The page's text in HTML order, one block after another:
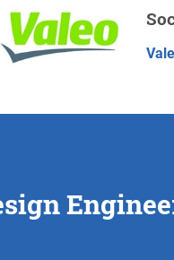
Engineer Leader (m/w/d)